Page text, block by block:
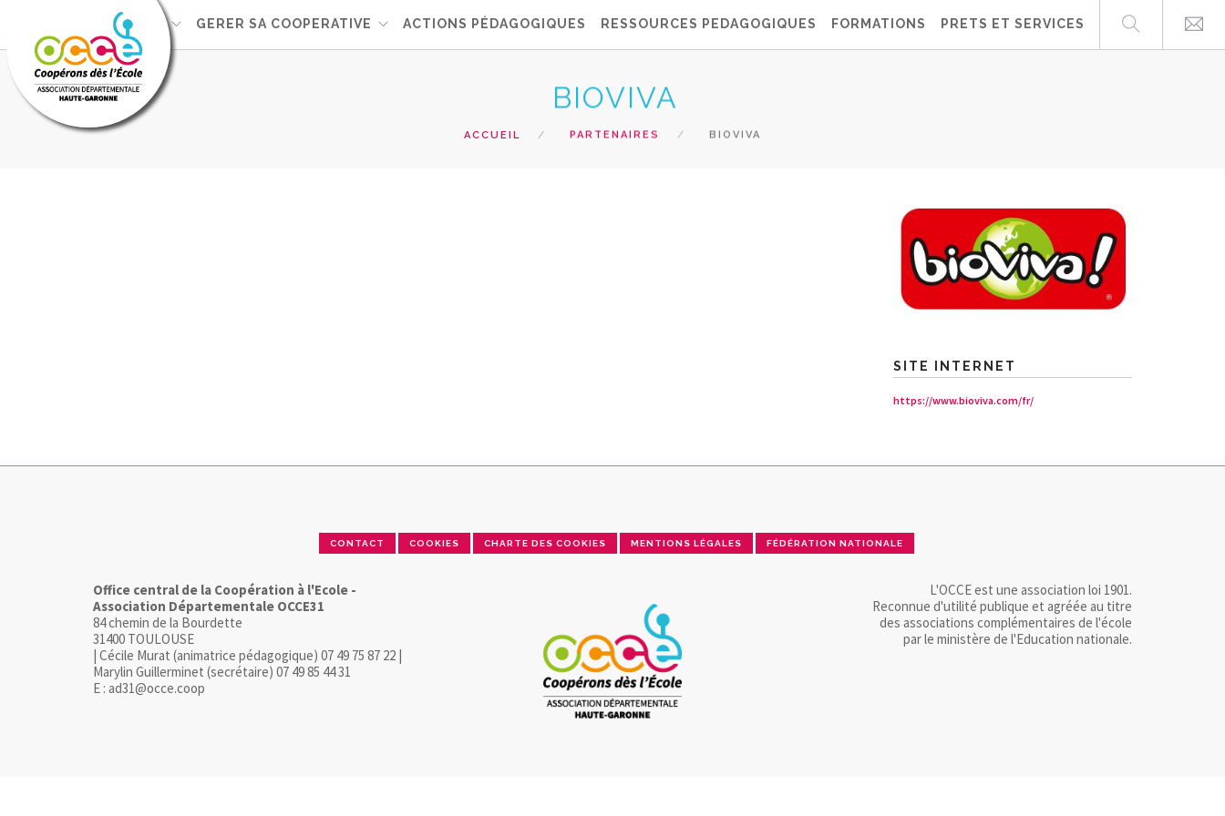
L'OCCE GERER SA COOPERATIVE ACTIONS PÉDAGOGIQUES RESSOURCES PEDAGOGIQUES FORMATIONS PRETS ET SERVICES
BIOVIVA
ACCUEIL PARTENAIRES BIOVIVA
SITE INTERNET
https://www.bioviva.com/fr/
CONTACT COOKIES CHARTE DES COOKIES MENTIONS LÉGALES FÉDÉRATION NATIONALE
Office central de la Coopération à l'Ecole -
Association Départementale OCCE31
84 chemin de la Bourdette
31400 TOULOUSE
| Cécile Murat (animatrice pédagogique) 07 49 75 87 22 |
Marylin Guillerminet (secrétaire) 07 49 85 44 31
E : ad31@occe.coop
L'OCCE est une association loi 1901.
Reconnue d'utilité publique et agréée au titre
des associations complémentaires de l'école
par le ministère de l'Education nationale.